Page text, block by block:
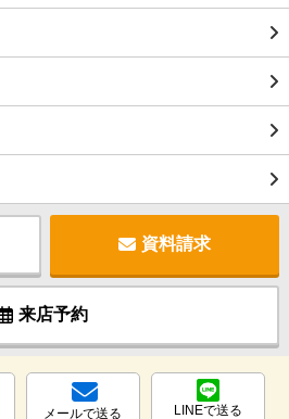
資料請求
来店予約
メールで送る LINEで送る